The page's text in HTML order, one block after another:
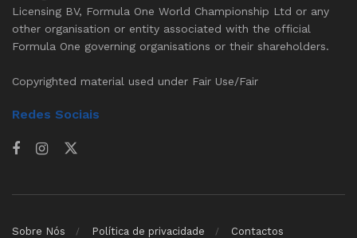
Licensing BV, Formula One World Championship Ltd or any
other organisation or entity associated with the official
Formula One governing organisations or their shareholders.
Copyrighted material used under Fair Use/Fair
Redes Sociais
Sobre Nós Política de privacidade Contactos